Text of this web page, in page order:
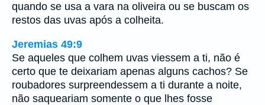
quando se usa a vara na oliveira ou se buscam os
restos das uvas após a colheita.
Jeremias 49:9
Se aqueles que colhem uvas viessem a ti, não é
certo que te deixariam apenas alguns cachos? Se
roubadores surpreendessem a ti durante a noite,
não saqueariam somente o que lhes fosse